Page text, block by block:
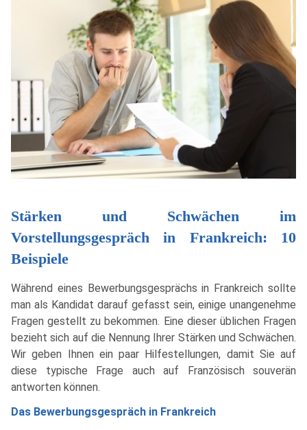
Stärken und Schwächen im
Vorstellungsgespräch in Frankreich: 10
Beispiele
Während eines Bewerbungsgesprächs in Frankreich sollte
man als Kandidat darauf gefasst sein, einige unangenehme
Fragen gestellt zu bekommen. Eine dieser üblichen Fragen
bezieht sich auf die Nennung Ihrer Stärken und Schwächen.
Wir geben Ihnen ein paar Hilfestellungen, damit Sie auf
diese typische Frage auch auf Französisch souverän
antworten können.
Das Bewerbungsgespräch in Frankreich